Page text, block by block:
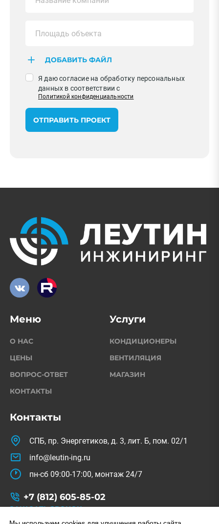
ДОБАВИТЬ ФАЙЛ
Я даю согласие на обработку персональных
данных в соответствии с
Политикой конфиденциальности
ОТПРАВИТЬ ПРОЕКТ
© Copyright 2022-2026. All Rights Reserved.
Контакты
СПБ, пр. Энергетиков, д. 3, лит. Б, пом. 02/1
info@leutin-ing.ru
пн-сб 09:00-17:00, монтаж 24/7
+7 (812) 605-85-02
ЗАКАЗАТЬ ЗВОНОК
Меню
О НАС
ЦЕНЫ
ВОПРОС-ОТВЕТ
КОНТАКТЫ
Услуги
КОНДИЦИОНЕРЫ
ВЕНТИЛЯЦИЯ
МАГАЗИН